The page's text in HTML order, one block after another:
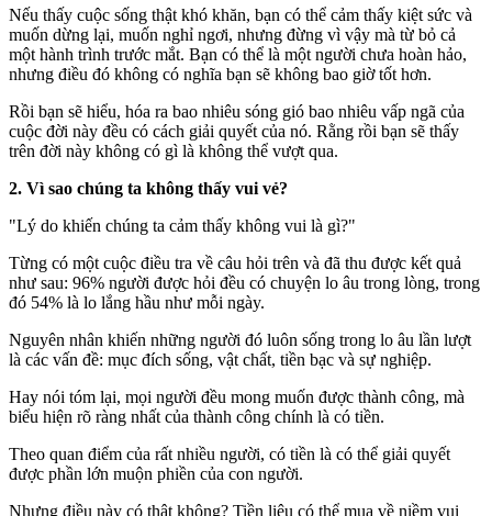
Nếu thấy cuộc sống thật khó khăn, bạn có thể cảm thấy kiệt sức và
muốn dừng lại, muốn nghỉ ngơi, nhưng đừng vì vậy mà từ bỏ cả
một hành trình trước mắt. Bạn có thể là một người chưa hoàn hảo,
nhưng điều đó không có nghĩa bạn sẽ không bao giờ tốt hơn.
Rồi bạn sẽ hiểu, hóa ra bao nhiêu sóng gió bao nhiêu vấp ngã của
cuộc đời này đều có cách giải quyết của nó. Rằng rồi bạn sẽ thấy
trên đời này không có gì là không thể vượt qua.
2. Vì sao chúng ta không thấy vui vẻ?
"Lý do khiến chúng ta cảm thấy không vui là gì?"
Từng có một cuộc điều tra về câu hỏi trên và đã thu được kết quả
như sau: 96% người được hỏi đều có chuyện lo âu trong lòng, trong
đó 54% là lo lắng hầu như mỗi ngày.
Nguyên nhân khiến những người đó luôn sống trong lo âu lần lượt
là các vấn đề: mục đích sống, vật chất, tiền bạc và sự nghiệp.
Hay nói tóm lại, mọi người đều mong muốn được thành công, mà
biểu hiện rõ ràng nhất của thành công chính là có tiền.
Theo quan điểm của rất nhiều người, có tiền là có thể giải quyết
được phần lớn muộn phiền của con người.
Nhưng điều này có thật không? Tiền liệu có thể mua về niềm vui